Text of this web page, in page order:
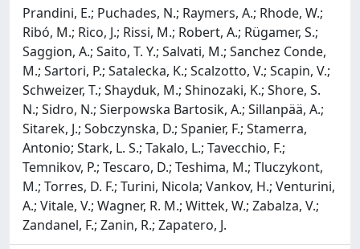
Prandini, E.; Puchades, N.; Raymers, A.; Rhode, W.;
Ribó, M.; Rico, J.; Rissi, M.; Robert, A.; Rügamer, S.;
Saggion, A.; Saito, T. Y.; Salvati, M.; Sanchez Conde,
M.; Sartori, P.; Satalecka, K.; Scalzotto, V.; Scapin, V.;
Schweizer, T.; Shayduk, M.; Shinozaki, K.; Shore, S.
N.; Sidro, N.; Sierpowska Bartosik, A.; Sillanpää, A.;
Sitarek, J.; Sobczynska, D.; Spanier, F.; Stamerra,
Antonio; Stark, L. S.; Takalo, L.; Tavecchio, F.;
Temnikov, P.; Tescaro, D.; Teshima, M.; Tluczykont,
M.; Torres, D. F.; Turini, Nicola; Vankov, H.; Venturini,
A.; Vitale, V.; Wagner, R. M.; Wittek, W.; Zabalza, V.;
Zandanel, F.; Zanin, R.; Zapatero, J.